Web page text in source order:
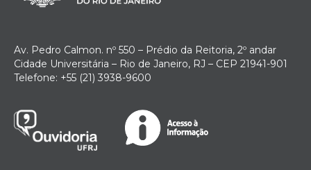
Av. Pedro Calmon. nº 550 – Prédio da Reitoria, 2º andar
Cidade Universitária – Rio de Janeiro, RJ – CEP 21941-901
Telefone: +55 (21) 3938-9600